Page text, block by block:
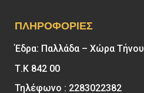
ΠΛΗΡΟΦΟΡΊΕΣ
Έδρα: Παλλάδα – Χώρα Τήνου
Τ.Κ 842 00
Τηλέφωνο : 2283022382